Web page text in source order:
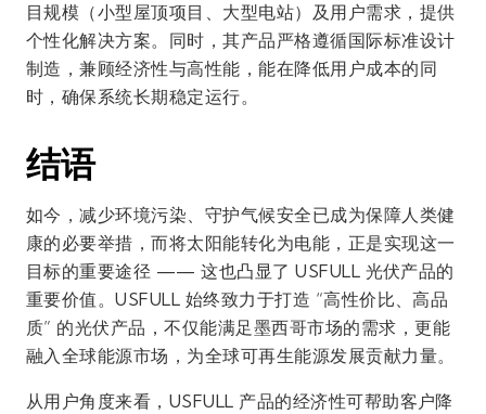
目规模（小型屋顶项目、大型电站）及用户需求，提供
个性化解决方案。同时，其产品严格遵循国际标准设计
制造，兼顾经济性与高性能，能在降低用户成本的同
时，确保系统长期稳定运行。
结语
如今，减少环境污染、守护气候安全已成为保障人类健
康的必要举措，而将太阳能转化为电能，正是实现这一
目标的重要途径 —— 这也凸显了 USFULL 光伏产品的
重要价值。USFULL 始终致力于打造 “高性价比、高品
质” 的光伏产品，不仅能满足墨西哥市场的需求，更能
融入全球能源市场，为全球可再生能源发展贡献力量。
从用户角度来看，USFULL 产品的经济性可帮助客户降